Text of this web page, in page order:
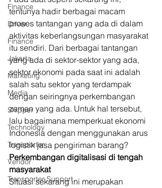
Finance
Driver
Finance
Jakarta
Marketing
Media
Shipper
Technology
Transporter
Vendor
Transporter Support
tentunya hadir berbagai macam
proses tantangan yang ada di dalam
aktivitas keberlangsungan masyarakat
itu sendiri. Dari berbagai tantangan
yang ada di sektor-sektor yang ada,
sektor ekonomi pada saat ini adalah
salah satu sektor yang terdampak
dengan seiringnya perkembangan
zaman yang ada. Untuk hal tersebut,
lalu bagaimana memperkuat ekonomi
Indonesia dengan menggunakan arus
logistik jasa pengiriman barang?
Perkembangan digitalisasi di tengah
masyarakat
Situasi sekarang ini merupakan